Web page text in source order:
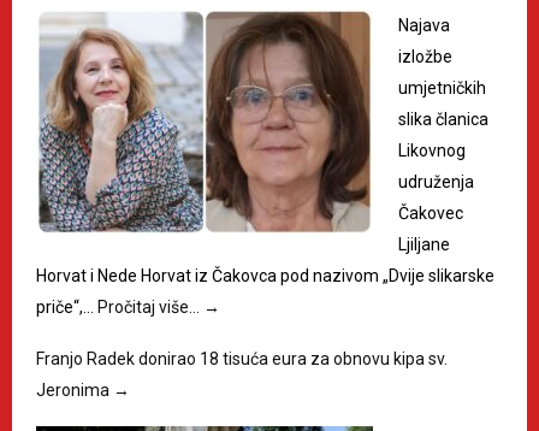
Najava
izložbe
umjetničkih
slika članica
Likovnog
udruženja
Čakovec
Ljiljane
Horvat i Nede Horvat iz Čakovca pod nazivom „Dvije slikarske
priče“,… Pročitaj više… →
Franjo Radek donirao 18 tisuća eura za obnovu kipa sv.
Jeronima →